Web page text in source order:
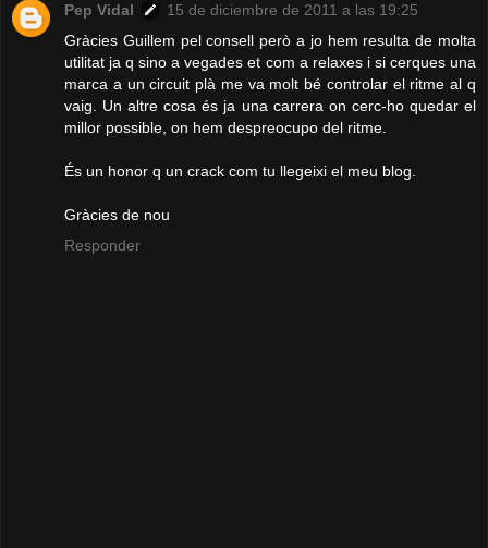
Pep Vidal
15 de diciembre de 2011 a las 19:25
Gràcies Guillem pel consell però a jo hem resulta de molta
utilitat ja q sino a vegades et com a relaxes i si cerques una
marca a un circuit plà me va molt bé controlar el ritme al q
vaig. Un altre cosa és ja una carrera on cerc-ho quedar el
millor possible, on hem despreocupo del ritme.
És un honor q un crack com tu llegeixi el meu blog.
Gràcies de nou
Responder